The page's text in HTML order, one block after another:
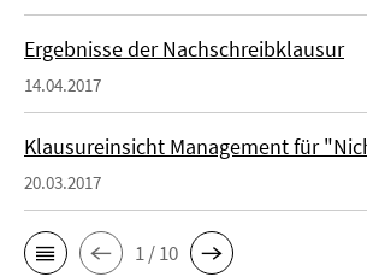
Ergebnisse der Nachschreibklausur
14.04.2017
Klausureinsicht Management für
20.03.2017
1 / 10